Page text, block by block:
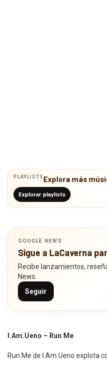
PLAYLISTS Explora más
Explorar playlists
GOOGLE NEWS
Sigue a LaCaverna
Recibe lanzamientos,
News.
Seguir
I.Am.Ueno – Run Me
Run Me de I.Am.Ueno explota